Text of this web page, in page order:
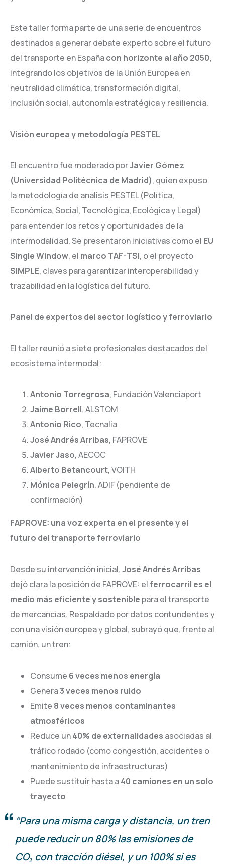
Este taller forma parte de una serie de encuentros
destinados a generar debate experto sobre el futuro
del transporte en Españacon horizonte al año 2050,
integrando los objetivos de la Unión Europea en
neutralidad climática, transformación digital,
inclusión social, autonomía estratégica y resiliencia.
Visión europea y metodología PESTEL
El encuentro fue moderado porJavier Gómez
(Universidad Politécnica de Madrid), quien expuso
la metodología de análisis PESTEL (Política,
Económica, Social, Tecnológica, Ecológica y Legal)
para entender los retos y oportunidades de la
intermodalidad. Se presentaron iniciativas como el EU
Single Window, el marco TAF-TSI, o el proyecto
SIMPLE, claves para garantizar interoperabilidad y
trazabilidad en la logística del futuro.
Panel de expertos del sector logístico y ferroviario
El taller reunió a siete profesionales destacados del
ecosistema intermodal:
Antonio Torregrosa, Fundación Valenciaport
Jaime Borrell, ALSTOM
Antonio Rico, Tecnalia
José Andrés Arribas, FAPROVE
Javier Jaso, AECOC
Alberto Betancourt, VOITH
Mónica Pelegrín, ADIF (pendiente de
confirmación)
FAPROVE: una voz experta en el presente y el
futuro del transporte ferroviario
Desde su intervención inicial,José Andrés Arribas
dejó clara la posición de FAPROVE: elferrocarril es el
medio más eficiente y sostenible para el transporte
de mercancías. Respaldado por datos contundentes y
con una visión europea y global, subrayó que, frente al
camión, un tren:
Consume 6 veces menos energía
Genera3 veces menos ruido
Emite 8 veces menos contaminantes
atmosféricos
Reduce un40% de externalidades asociadas al
tráfico rodado (como congestión, accidentes o
mantenimiento de infraestructuras)
Puede sustituir hasta a40 camiones en un solo
trayecto
“Para una misma carga y distancia, un tren
puede reducir un 80% las emisiones de
CO₂ con tracción diésel, y un 100% si es